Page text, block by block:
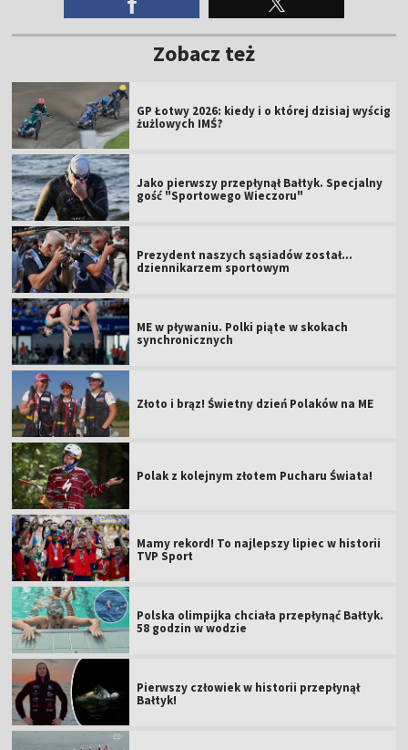
Zobacz też
GP Łotwy 2026: kiedy i o której dzisiaj wyścig
żużlowych IMŚ?
Jako pierwszy przepłynął Bałtyk. Specjalny
gość "Sportowego Wieczoru"
Prezydent naszych sąsiadów został...
dziennikarzem sportowym
ME w pływaniu. Polki piąte w skokach
synchronicznych
Złoto i brąz! Świetny dzień Polaków na ME
Polak z kolejnym złotem Pucharu Świata!
Mamy rekord! To najlepszy lipiec w historii
TVP Sport
Polska olimpijka chciała przepłynąć Bałtyk.
58 godzin w wodzie
Pierwszy człowiek w historii przepłynął
Bałtyk!